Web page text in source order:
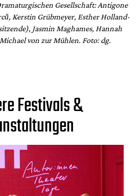
Gesellschaft:Antigone
Kerstin Grübmeyer, Esther Holland-
Jasmin Maghames, Hannah
von zur Mühlen. Foto: dg.
Festivals &